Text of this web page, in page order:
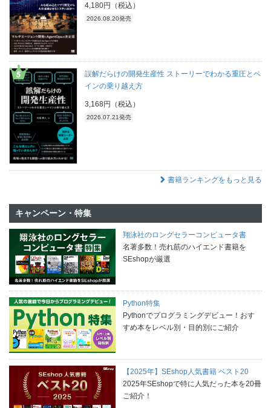
4,180円（税込）
2026.08.20発売
誤解だらけの開発生産性 ストーリーでわかる重圧とペ
インの乗り越え方
3,168円（税込）
2026.07.21発売
書籍ランキングをもっと見る
キャンペーン・特集
翔泳社のロングセラーコンピュータ書
名著多数！売れ筋のハイエンド書籍を
SEshopが厳選
Python特集
Pythonでプログラミングデビュー！おす
すめ本をレベル別・目的別にご紹介
【2025年】SEshop人気書籍 ベスト20
2025年SEshopで特に人気だった本を20冊
ご紹介！